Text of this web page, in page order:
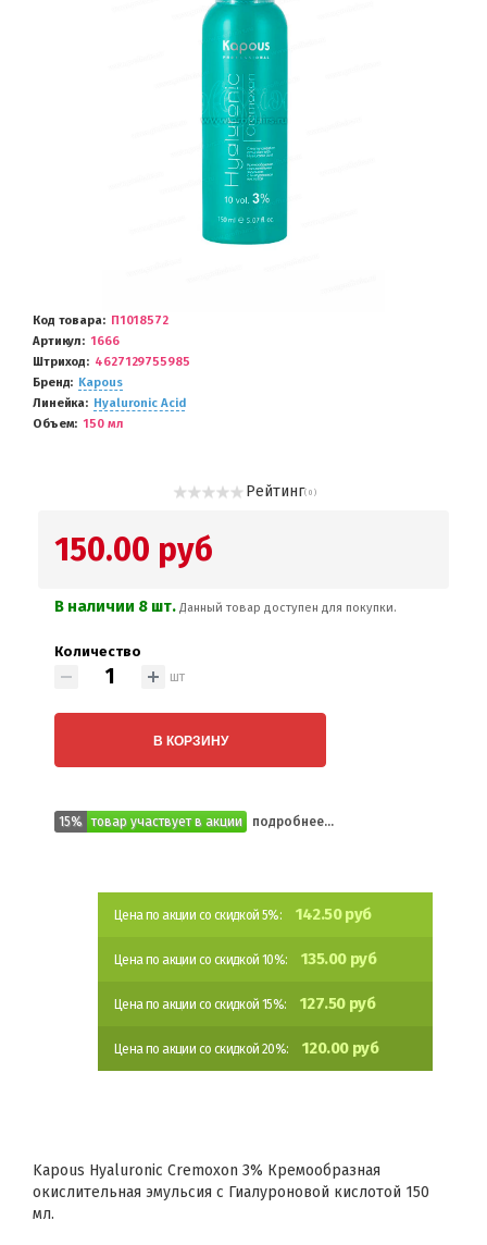
Код товара
П1018572
Артикул
1666
Штриход
4627129755985
Бренд
Kapous
Линейка
Hyaluronic Acid
Объем
150 мл
Рейтинг( 0 )
150.00 руб
В наличии 8 шт. Данный товар доступен для покупки.
Количество
шт
В КОРЗИНУ
15% товар участвует в акции подробнее...
Цена по акции со скидкой 5%: 142.50 руб
Цена по акции со скидкой 10%: 135.00 руб
Цена по акции со скидкой 15%: 127.50 руб
Цена по акции со скидкой 20%: 120.00 руб
Kapous Hyaluronic Cremoxon 3% Кремообразная
окислительная эмульсия с Гиалуроновой кислотой 150
мл.